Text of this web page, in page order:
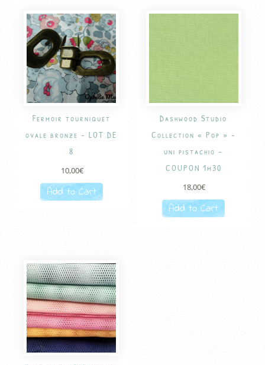
Fermoir tourniquet
ovale bronze – LOT DE
8
10,00€
Add to Cart
Dashwood Studio
Collection « Pop » –
uni pistachio –
COUPON 1m30
18,00€
Add to Cart